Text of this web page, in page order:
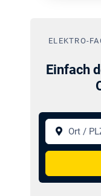
ELEKTRO-
Einfach
Ort / PLZ
Suchen